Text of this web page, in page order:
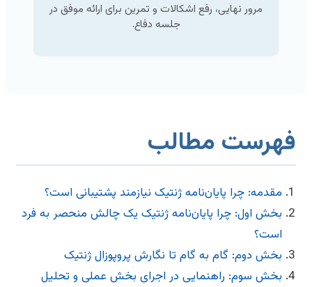
مرور نهایی، رفع اشکالات و تمرین برای ارائه موفق در
جلسه دفاع.
مطالب
مقدمه: چرا پایان‌نامه ژنتیک نیازمند پشتیبانی است؟
بخش اول: چرا پایان‌نامه ژنتیک یک چالش منحصر به فرد
است؟
بخش دوم: گام به گام تا نگارش پروپوزال ژنتیک
بخش سوم: راهنمایی در اجرای بخش عملی و تحلیل